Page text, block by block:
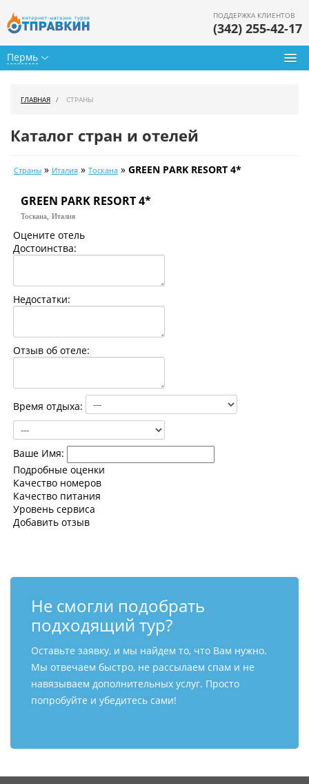
Пермь
ПОДДЕРЖКА КЛИЕНТОВ
(342) 255-42-17
Календарь туров
Цены дня
Страны
ГЛАВНАЯ СТРАНЫ
Каталог стран и отелей
Страны » Италия » Тоскана » GREEN PARK RESORT 4*
GREEN PARK RESORT 4*
Тоскана, Италия
Оцените отель
Достоинства:
Недостатки:
Отзыв об отеле:
Время отдыха:
Ваше Имя:
Подробные оценки
Качество номеров
Качество питания
Уровень сервиса
Добавить отзыв
Не смогли подобрать
подходящий тур?
Оставьте заявку, и мы найдем то, что Вам нужно.
Мы отвечаем быстро, не рассылаем спам и не
навязываем дополнительных услуг. Просто
попробуйте и убедитесь сами!